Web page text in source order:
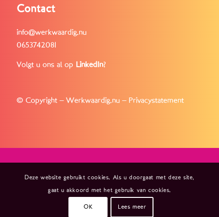
Contact
info@werkwaardig.nu
0653742081
Volgt u ons al op LinkedIn?
© Copyright – Werkwaardig.nu – Privacystatement
Deze website gebruikt cookies. Als u doorgaat met deze site,
gaat u akkoord met het gebruik van cookies.
OK Lees meer